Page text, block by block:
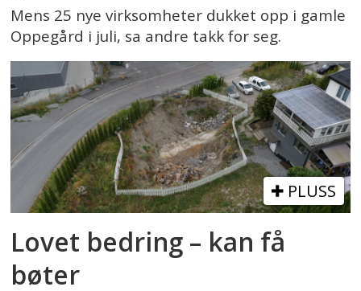
Mens 25 nye virksomheter dukket opp i gamle
Oppegård i juli, sa andre takk for seg.
PLUSS
Lovet bedring – kan få
bøter